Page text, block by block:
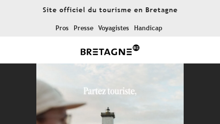
Site officiel du tourisme en Bretagne
Pros Presse Voyagistes Handicap